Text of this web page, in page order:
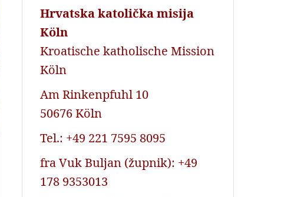
Hrvatska katolička misija
Köln
Kroatische katholische Mission
Köln
Am Rinkenpfuhl 10
50676 Köln
Tel.: +49 221 7595 8095
fra Vuk Buljan (župnik): +49
178 9353013